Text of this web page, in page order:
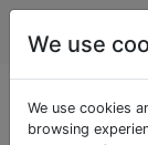
In
We use
We use cookies
browsing